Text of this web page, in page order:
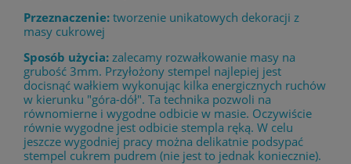
Przeznaczenie: tworzenie unikatowych dekoracji z
masy cukrowej
Sposób użycia: zalecamy rozwałkowanie masy na
grubość 3mm. Przyłożony stempel najlepiej jest
docisnąć wałkiem wykonując kilka energicznych ruchów
w kierunku "góra-dół". Ta technika pozwoli na
równomierne i wygodne odbicie w masie. Oczywiście
równie wygodne jest odbicie stempla ręką. W celu
jeszcze wygodniej pracy można delikatnie podsypać
stempel cukrem pudrem (nie jest to jednak koniecznie).